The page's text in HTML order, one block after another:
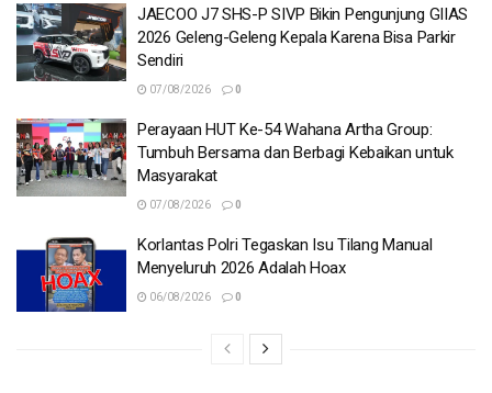
JAECOO J7 SHS-P SIVP Bikin Pengunjung GIIAS
2026 Geleng-Geleng Kepala Karena Bisa Parkir
Sendiri
07/08/2026 0
Perayaan HUT Ke-54 Wahana Artha Group:
Tumbuh Bersama dan Berbagi Kebaikan untuk
Masyarakat
07/08/2026 0
Korlantas Polri Tegaskan Isu Tilang Manual
Menyeluruh 2026 Adalah Hoax
06/08/2026 0